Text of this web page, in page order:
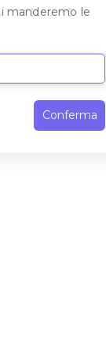
manderemo le
Conferma